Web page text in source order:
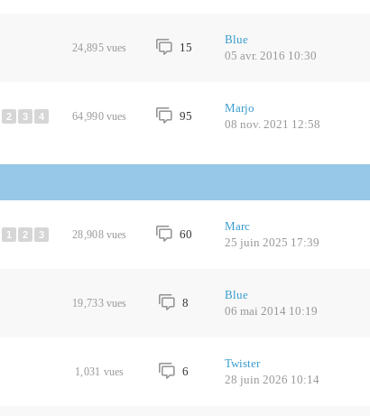
24,895 vues 15
Blue
05 avr. 2016 10:30
2 3 4 64,990 vues 95
Marjo
08 nov. 2021 12:58
1 2 3 28,908 vues 60
Marc
25 juin 2025 17:39
19,733 vues 8
Blue
06 mai 2014 10:19
1,031 vues 6
Twister
28 juin 2026 10:14